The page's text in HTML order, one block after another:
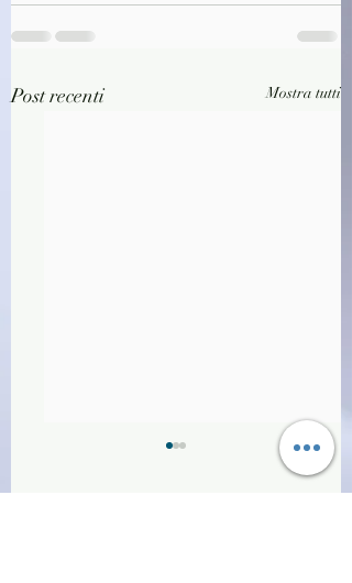
Post recenti Mostra tutti